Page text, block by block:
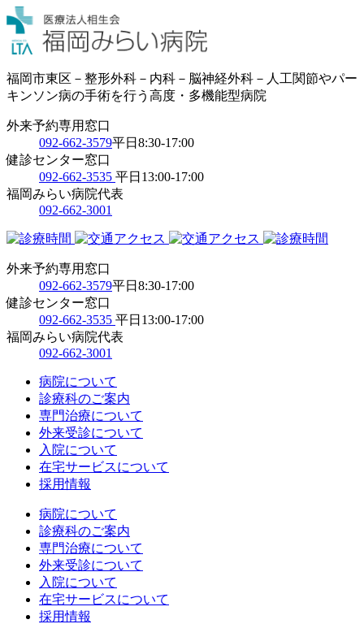
福岡市東区－整形外科－内科－脳神経外科－人工関節やパー
キンソン病の手術を行う高度・多機能型病院
外来予約専用窓口
092-662-3579平日8:30-17:00
健診センター窓口
092-662-3535 平日13:00-17:00
福岡みらい病院代表
092-662-3001
外来予約専用窓口
092-662-3579平日8:30-17:00
健診センター窓口
092-662-3535 平日13:00-17:00
福岡みらい病院代表
092-662-3001
病院について
診療科のご案内
専門治療について
外来受診について
入院について
在宅サービスについて
採用情報
病院について
診療科のご案内
専門治療について
外来受診について
入院について
在宅サービスについて
採用情報